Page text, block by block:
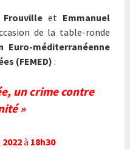
et Emmanuel
de la table-ronde
Euro-méditerranéenne
(FEMED) :
un crime contre
»
à 18h30